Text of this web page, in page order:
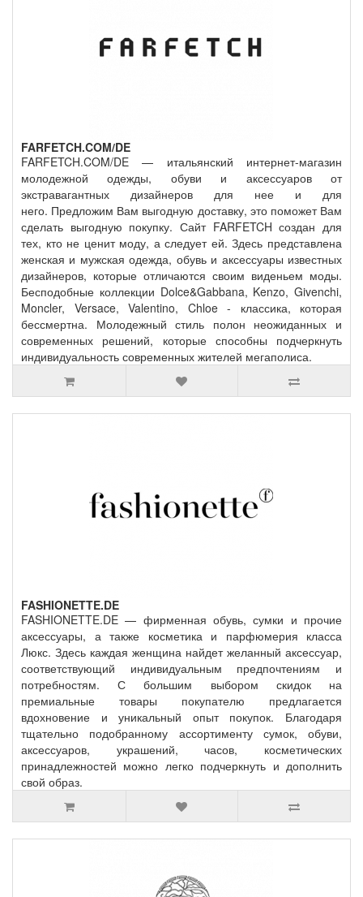
FARFETCH.COM/DE
FARFETCH.COM/DE — итальянский интернет-магазин
молодежной одежды, обуви и аксессуаров от
экстравагантных дизайнеров для нее и для
него. Предложим Вам выгодную доставку, это поможет Вам
сделать выгодную покупку. Сайт FARFETCH создан для
тех, кто не ценит моду, а следует ей. Здесь представлена
женская и мужская одежда, обувь и аксессуары известных
дизайнеров, которые отличаются своим виденьем моды.
Бесподобные коллекции Dolce&Gabbana, Kenzo, Givenchi,
Moncler, Versace, Valentino, Chloe - классика, которая
бессмертна. Молодежный стиль полон неожиданных и
современных решений, которые способны подчеркнуть
индивидуальность современных жителей мегаполиса.
FASHIONETTE.DE
FASHIONETTE.DE — фирменная обувь, сумки и прочие
аксессуары, а также косметика и парфюмерия класса
Люкс. Здесь каждая женщина найдет желанный аксессуар,
соответствующий индивидуальным предпочтениям и
потребностям. С большим выбором скидок на
премиальные товары покупателю предлагается
вдохновение и уникальный опыт покупок. Благодаря
тщательно подобранному ассортименту сумок, обуви,
аксессуаров, украшений, часов, косметических
принадлежностей можно легко подчеркнуть и дополнить
свой образ.